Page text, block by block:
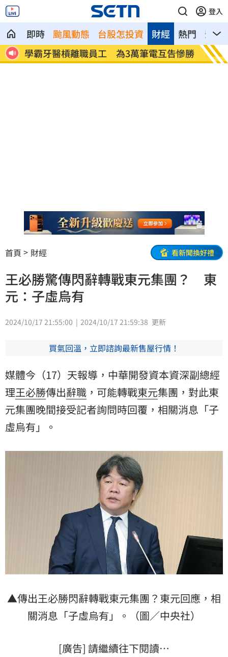
登入
即時 颱風動態 台股怎投資 熱門 影音
財經
風
學霸牙醫槓離職員工 為3萬筆電互告慘勝 俄羅
首頁 財經 看新聞換好禮
王必勝驚傳閃辭轉戰東元集團？ 東
元：子虛烏有
2024/10/17 21:55:00 2024/10/17 21:59:38 更新
買氣回溫，立即諮詢最新售屋行情！
媒體今（17）天報導，中華開發資本資深副總經
理王必勝傳出辭職 ，可能轉戰東元集團，對此東
元集團晚間接受記者詢問時回覆，相關消息「子
虛烏有」。
▲傳出王必勝閃辭轉戰東元集團？東元回應，相
關消息「子虛烏有」。（圖／中央社）
[廣告] 請繼續往下閱讀…